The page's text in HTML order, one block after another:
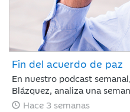
Fin del acuerdo de paz
En nuestro podcast
Blázquez, analiza una
inesperado de la tensión
Hace 3 semanas